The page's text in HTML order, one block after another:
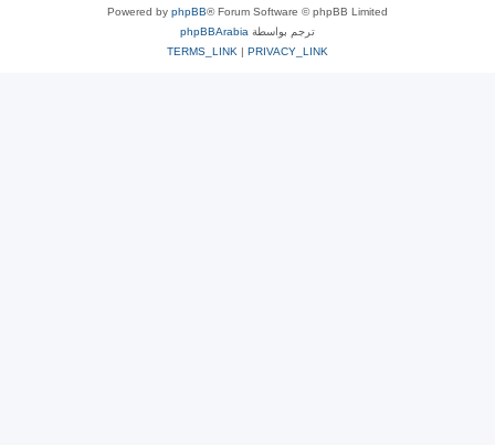
Powered by phpBB® Forum Software © phpBB Limited
ترجم بواسطة phpBBArabia
PRIVACY_LINK
|
TERMS_LINK